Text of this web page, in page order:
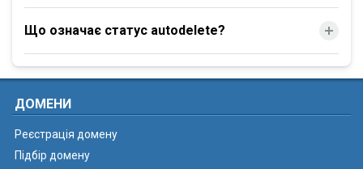
Що означає статус autodelete?
ДОМЕНИ
Реєстрація домену
Підбір домену